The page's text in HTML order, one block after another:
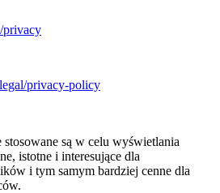
privacy
privacy-policy
są w celu wyświetlania
istotne i interesujące dla
i tym samym bardziej cenne dla